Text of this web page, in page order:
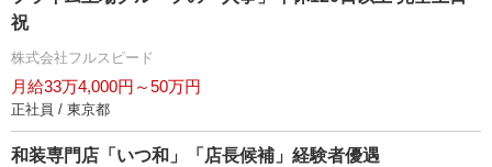
祝
株式会社フルスピード
月給33万4,000円～50万円
正社員 / 東京都
和装専門店「いつ和」「店長候補」経験者優遇